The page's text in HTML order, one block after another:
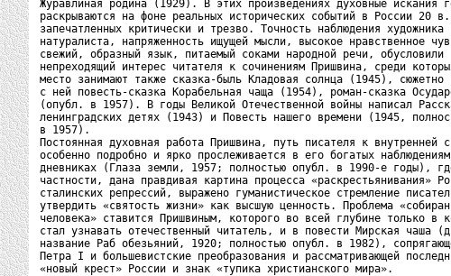
Журавлиная родина (1929). В этих произведениях духовные искания
раскрываются на фоне реальных исторических событий в России 20
запечатленных критически и трезво. Точность наблюдения художника
натуралиста, напряженность ищущей мысли, высокое нравственное
свежий, образный язык, питаемый соками народной речи, обусловили
непреходящий интерес читателя к сочинениям Пришвина, среди
место занимают также сказка-быль Кладовая солнца (1945), сюжетно
с ней повесть-сказка Корабельная чаща (1954), роман-сказка
(опубл. в 1957). В годы Великой Отечественной войны написал
ленинградских детях (1943) и Повесть нашего времени (1945,
в 1957).
Постоянная духовная работа Пришвина, путь писателя к внутренней
особенно подробно и ярко прослеживается в его богатых
дневниках (Глаза земли, 1957; полностью опубл. в 1990-е годы),
частности, дана правдивая картина процесса «раскрестьянивания»
сталинских репрессий, выражено гуманистическое стремление
утвердить «святость жизни» как высшую ценность. Проблема
человека» ставится Пришвиным, которого во всей глубине только в
стал узнавать отечественный читатель, и в повести Мирская чаша
название Раб обезьяний, 1920; полностью опубл. в 1982),
Петра I и большевистские преобразования и рассматривающей
«новый крест» России и знак «тупика христианского мира».